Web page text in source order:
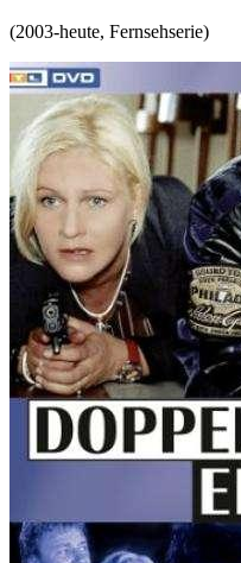
(2003-heute, Fernsehserie)